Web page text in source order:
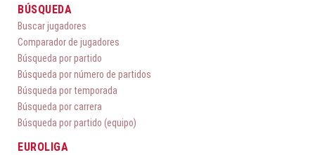
BÚSQUEDA
Buscar jugadores
Comparador de jugadores
Búsqueda por partido
Búsqueda por número de partidos
Búsqueda por temporada
Búsqueda por carrera
Búsqueda por partido (equipo)
EUROLIGA